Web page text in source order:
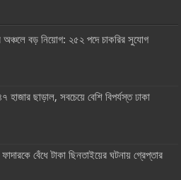
অঞ্চলে বড় নিয়োগ: ২৫২ পদে চাকরির সুযোগ
হাজার ছাড়াল, সবচেয়ে বেশি বিপর্যস্ত ঢাকা
ফাদারকে বেঁধে টাকা ছিনতাইয়ের ঘটনায় গ্রেপ্তার